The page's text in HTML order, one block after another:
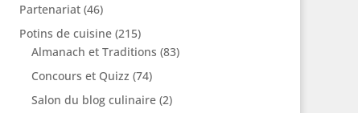
Partenariat(46)
Potins de cuisine(215)
Almanach et Traditions (83)
Concours et Quizz (74)
Salon du blog culinaire(2)